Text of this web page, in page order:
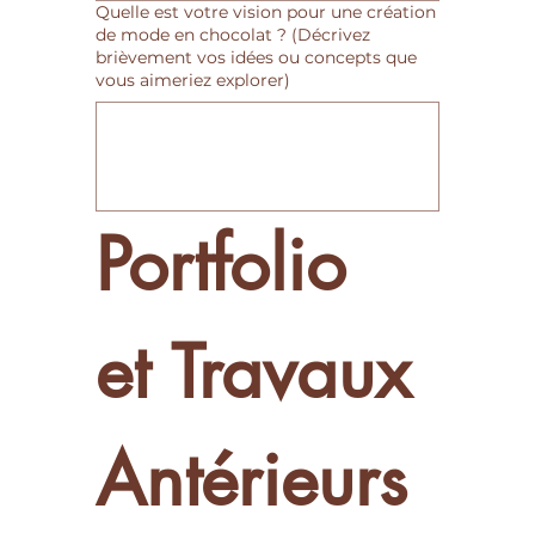
Quelle est votre vision pour une création
de mode en chocolat ? (Décrivez
brièvement vos idées ou concepts que
vous aimeriez explorer)
Portfolio
et Travaux
Antérieurs